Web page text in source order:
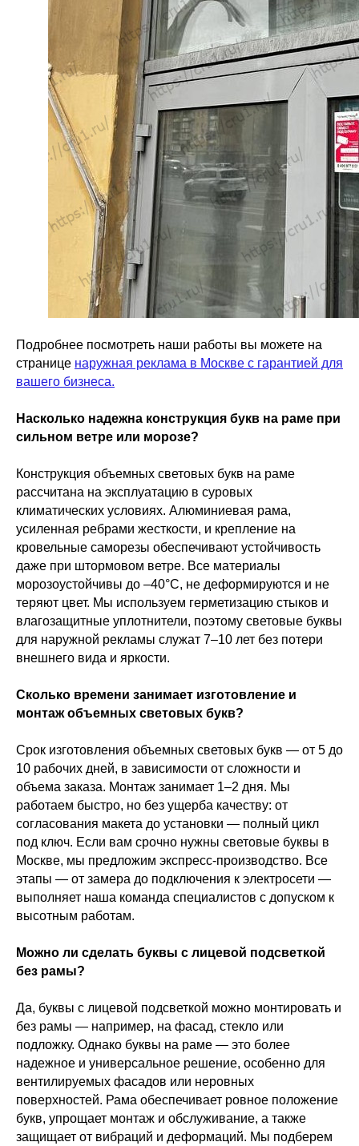
Подробнее посмотреть наши работы вы можете на
странице наружная реклама в Москве с гарантией для
вашего бизнеса.
Насколько надежна конструкция букв на раме при
сильном ветре или морозе?
Конструкция объемных световых букв на раме
рассчитана на эксплуатацию в суровых
климатических условиях. Алюминиевая рама,
усиленная ребрами жесткости, и крепление на
кровельные саморезы обеспечивают устойчивость
даже при штормовом ветре. Все материалы
морозоустойчивы до –40°C, не деформируются и не
теряют цвет. Мы используем герметизацию стыков и
влагозащитные уплотнители, поэтому световые буквы
для наружной рекламы служат 7–10 лет без потери
внешнего вида и яркости.
Сколько времени занимает изготовление и
монтаж объемных световых букв?
Срок изготовления объемных световых букв — от 5 до
10 рабочих дней, в зависимости от сложности и
объема заказа. Монтаж занимает 1–2 дня. Мы
работаем быстро, но без ущерба качеству: от
согласования макета до установки — полный цикл
под ключ. Если вам срочно нужны световые буквы в
Москве, мы предложим экспресс-производство. Все
этапы — от замера до подключения к электросети —
выполняет наша команда специалистов с допуском к
высотным работам.
Можно ли сделать буквы с лицевой подсветкой
без рамы?
Да, буквы с лицевой подсветкой можно монтировать и
без рамы — например, на фасад, стекло или
подложку. Однако буквы на раме — это более
надежное и универсальное решение, особенно для
вентилируемых фасадов или неровных
поверхностей. Рама обеспечивает ровное положение
букв, упрощает монтаж и обслуживание, а также
защищает от вибраций и деформаций. Мы подберем